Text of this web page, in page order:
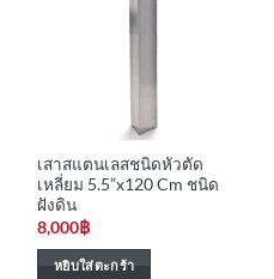
เสาสแตนเลสชนิดหัวตัด
เหลี่ยม 5.5”x120 Cm ชนิด
ฝังดิน
8,000฿
หยิบใส่ตะกร้า